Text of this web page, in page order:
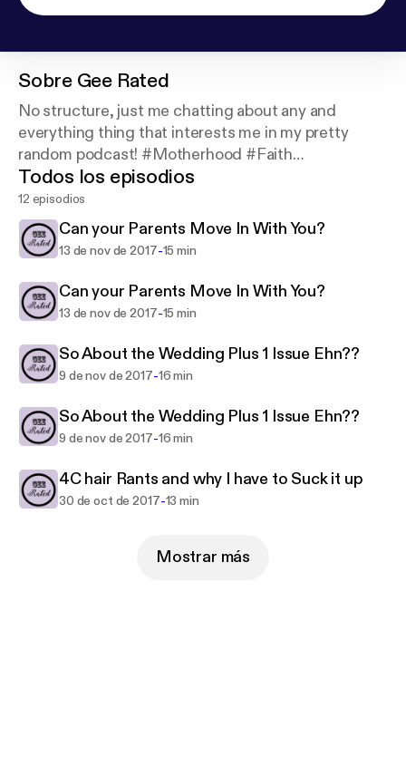
Sobre Gee Rated
No structure, just me chatting about any and
everything thing that interests me in my pretty
random podcast! #Motherhood #Faith
#Relationships #POPculture #NaturalHair
#Blablabla
Todos los episodios
12 episodios
Can your Parents Move In With You?
13 de nov de 2017-15 min
Can your Parents Move In With You?
13 de nov de 2017-15 min
So About the Wedding Plus 1 Issue Ehn??
9 de nov de 2017-16 min
So About the Wedding Plus 1 Issue Ehn??
9 de nov de 2017-16 min
4C hair Rants and why I have to Suck it up
30 de oct de 2017-13 min
Mostrar más